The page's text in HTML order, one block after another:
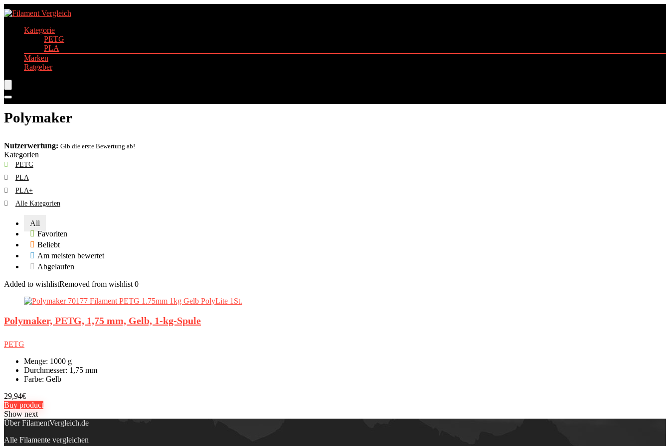
Kategorie
PETG
PLA
Marken
Ratgeber
Polymaker
Nutzerwertung: Gib die erste Bewertung ab!
Kategorien
PETG
PLA
PLA+
Alle Kategorien
All
Favoriten
Beliebt
Am meisten bewertet
Abgelaufen
Added to wishlistRemoved from wishlist 0
Polymaker, PETG, 1,75 mm, Gelb, 1-kg-Spule
PETG
Menge: 1000 g
Durchmesser: 1,75 mm
Farbe: Gelb
29,94€
Buy product
Show next
Über FilamentVergleich.de
Alle Filamente vergleichen